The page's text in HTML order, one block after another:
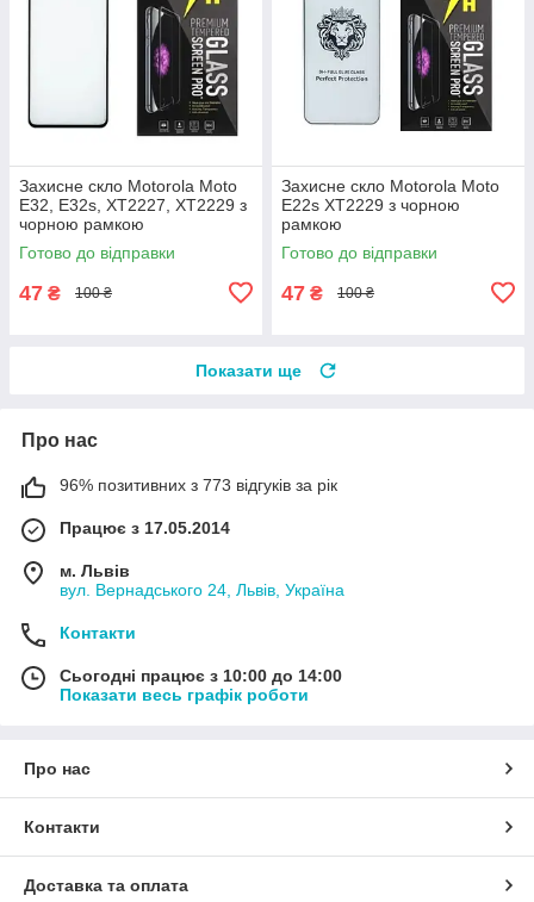
Захисне скло Motorola Moto
E32, E32s, XT2227, XT2229 з
чорною рамкою
Готово до відправки
47 ₴ 100 ₴
Захисне скло Motorola Moto
E22s XT2229 з чорною
рамкою
Готово до відправки
47 ₴ 100 ₴
Показати ще
Про нас
96% позитивних з 773 відгуків за рік
Працює з 17.05.2014
м. Львів
вул. Вернадського 24, Львів, Україна
Контакти
Сьогодні працює з 10:00 до 14:00
Показати весь графік роботи
Про нас
Контакти
Доставка та оплата